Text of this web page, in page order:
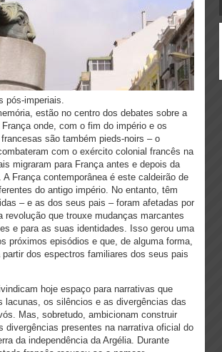
pós-imperiais.
estão no centro dos debates sobre a
onde, com o fim do império e os
são também pieds-noirs – o
com o exército colonial francês na
migraram para França antes e depois da
França contemporânea é este caldeirão de
do antigo império. No entanto, têm
– e as dos seus pais – foram afetadas por
que trouxe mudanças marcantes
e para as suas identidades. Isso gerou uma
próximos episódios e que, de alguma forma,
dos espectros familiares dos seus pais
hoje espaço para narrativas que
os silêncios e as divergências das
Mas, sobretudo, ambicionam construir
presentes na narrativa oficial do
da independência da Argélia. Durante